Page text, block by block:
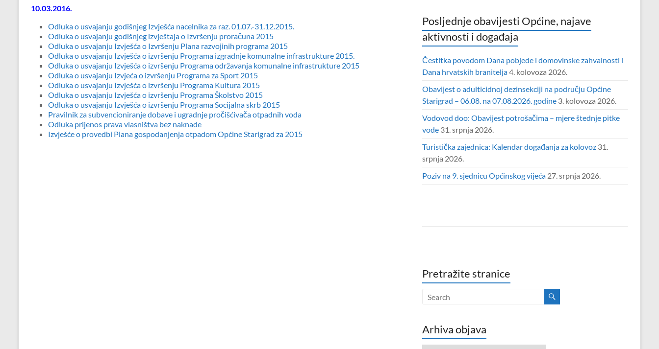
10.03.2016.
Odluka o usvajanju godišnjeg Izvješća nacelnika za raz. 01.07.-31.12.2015.
Odluka o usvajanju godišnjeg izvještaja o Izvršenju proračuna 2015
Odluka o usvajanju Izvješća o Izvršenju Plana razvojinih programa 2015
Odluka o usvajanju Izvješća o izvršenju Programa izgradnje komunalne infrastrukture 2015.
Odluka o usvajanju Izvješća o izvršenju Programa održavanja komunalne infrastrukture 2015
Odluka o usvajanju Izvjeća o izvršenju Programa za Sport 2015
Odluka o usvajanju Izvješća o izvršenju Programa Kultura 2015
Odluka o usvajanju Izvješća o izvršenju Programa Školstvo 2015
Odluka o usvajanju Izvješća o izvršenju Programa Socijalna skrb 2015
Pravilnik za subvencioniranje dobave i ugradnje pročišćivača otpadnih voda
Odluka prijenos prava vlasništva bez naknade
Izvješće o provedbi Plana gospodanjenja otpadom Općine Starigrad za 2015
Posljednje obavijesti Općine, najave
aktivnosti i događaja
Čestitka povodom Dana pobjede i domovinske zahvalnosti i
Dana hrvatskih branitelja4. kolovoza 2026.
Obavijest o adulticidnoj dezinsekciji na području Općine
Starigrad – 06.08. na 07.08.2026. godine 3. kolovoza 2026.
Vodovod doo: Obavijest potrošačima – mjere štednje pitke
vode 31. srpnja 2026.
Turistička zajednica: Kalendar događanja za kolovoz 31.
srpnja 2026.
Poziv na 9. sjednicu Općinskog vijeća 27. srpnja 2026.
Pretražite stranice
Arhiva objava